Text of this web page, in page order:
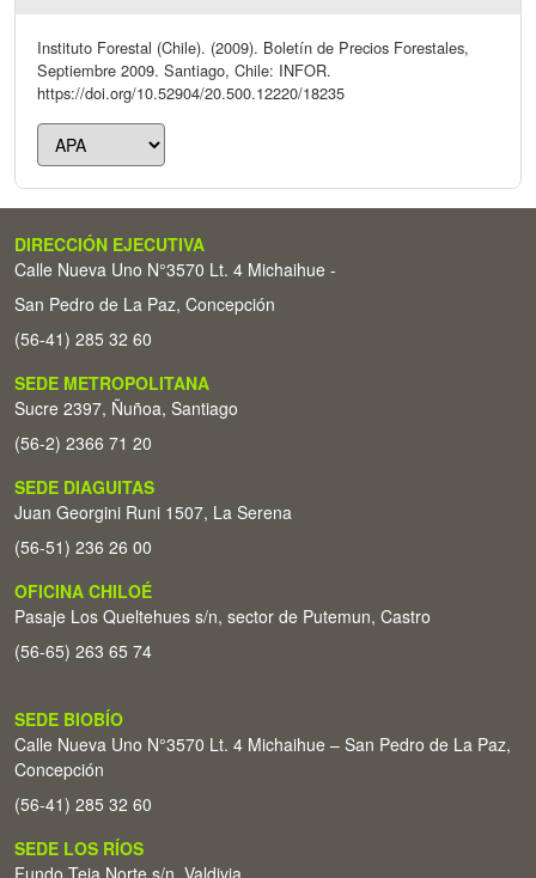
Instituto Forestal (Chile). (2009). Boletín de Precios Forestales,
Septiembre 2009. Santiago, Chile: INFOR.
https://doi.org/10.52904/20.500.12220/18235
DIRECCIÓN EJECUTIVA
Calle Nueva Uno N°3570 Lt. 4 Michaihue -
San Pedro de La Paz, Concepción
(56-41) 285 32 60
SEDE METROPOLITANA
Sucre 2397, Ñuñoa, Santiago
(56-2) 2366 71 20
SEDE DIAGUITAS
Juan Georgini Runi 1507, La Serena
(56-51) 236 26 00
OFICINA CHILOÉ
Pasaje Los Queltehues s/n, sector de Putemun, Castro
(56-65) 263 65 74
SEDE BIOBÍO
Calle Nueva Uno N°3570 Lt. 4 Michaihue – San Pedro de La Paz,
Concepción
(56-41) 285 32 60
SEDE LOS RÍOS
Fundo Teja Norte s/n. Valdivia